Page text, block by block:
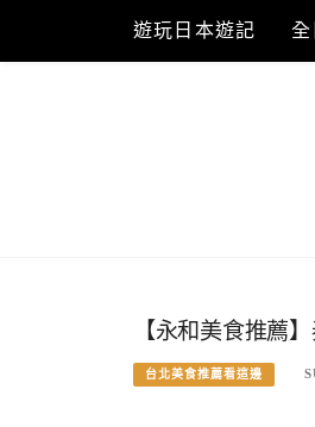
content
遊玩日本遊記
【永和美食推薦
台北美食推薦看這邊